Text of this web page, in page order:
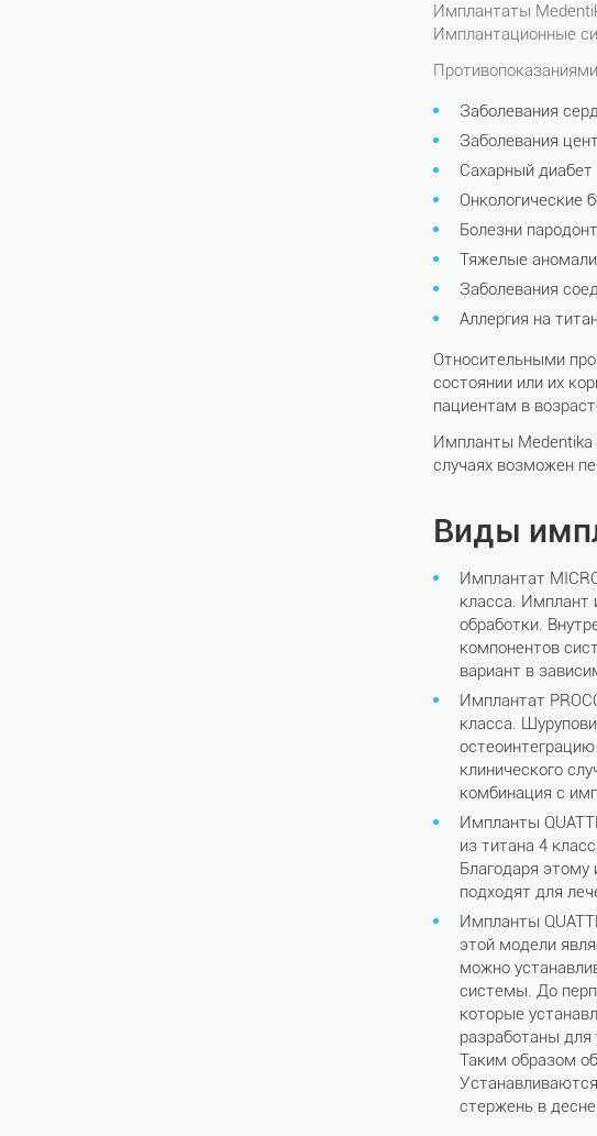
Имплантаты
Имплантационные
Заболевания
Заболевания
Сахарный
Онкологические
Болезни
Тяжелые
Заболевания
Аллергия на
Относительными
состоянии или их
пациентам в
Импланты Medentika
случаях возможен
Виды
Имплантат
класса. Имплант
обработки.
компонентов
вариант в
Имплантат
класса.
клинического
комбинация с
Импланты
из титана 4
Благодаря
подходят для
Импланты
этой модели
можно
системы. До
которые
разработаны
Таким образом
стержень в